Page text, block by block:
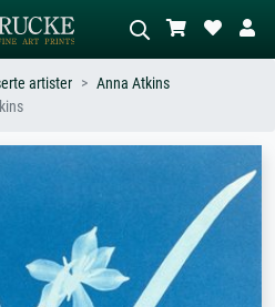
eng, abstrakt med mye rødt, mørkt
oljemaleri, stående akt ved et tre.
artister
Anna Atkins